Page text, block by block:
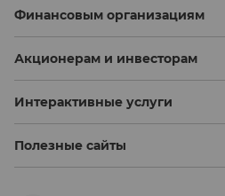
Финансовым организациям
Акционерам и инвесторам
Интерактивные услуги
Полезные сайты